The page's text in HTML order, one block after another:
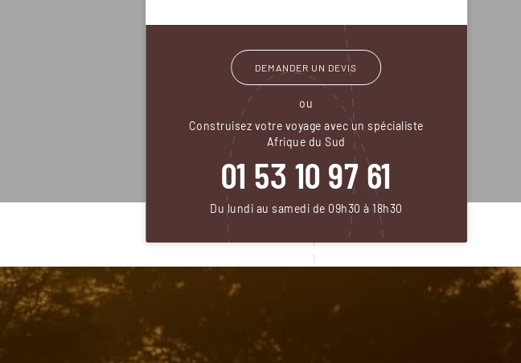
DEMANDER UN DEVIS
ou
Construisez votre voyage avec un spécialiste
Afrique du Sud
01 53 10 97 61
Du lundi au samedi de 09h30 à 18h30